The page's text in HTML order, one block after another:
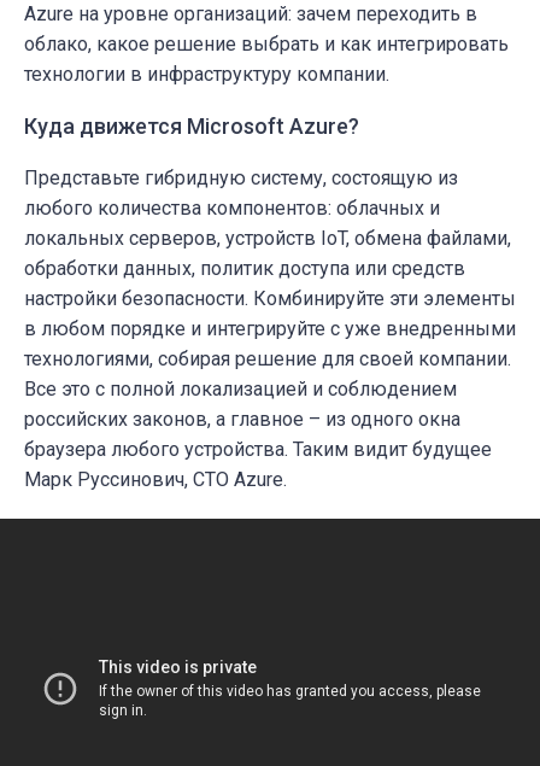
Azure на уровне организаций: зачем переходить в
облако, какое решение выбрать и как интегрировать
технологии в инфраструктуру компании.
Куда движется Microsoft Azure?
Представьте гибридную систему, состоящую из
любого количества компонентов: облачных и
локальных серверов, устройств IoT, обмена файлами,
обработки данных, политик доступа или средств
настройки безопасности. Комбинируйте эти элементы
в любом порядке и интегрируйте с уже внедренными
технологиями, собирая решение для своей компании.
Все это с полной локализацией и соблюдением
российских законов, а главное – из одного окна
браузера любого устройства. Таким видит будущее
Марк Руссинович, CTO Azure.